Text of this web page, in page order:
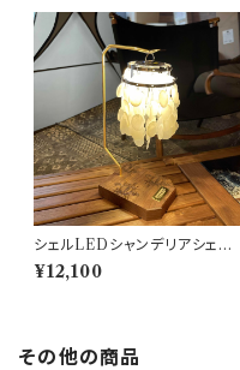
シェルLEDシャンデリアシェード
802PRODUCTS ゴールゼロ
ミヤビ BFF ナトゥーラ LEDペ
¥12,100
その他の商品